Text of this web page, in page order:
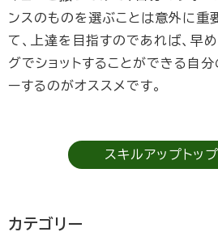
ンスのものを選ぶことは意外に重
て、上達を目指すのであれば、早
グでショットすることができる自
ーするのがオススメです。
スキルアップトッ
カテゴリー